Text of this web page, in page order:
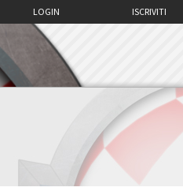
ISCRIVITI
LOGIN